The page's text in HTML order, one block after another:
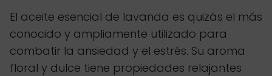
El aceite esencial de lavanda es quizás el más
conocido y ampliamente utilizado para
combatir la ansiedad y el estrés. Su aroma
floral y dulce tiene propiedades relajantes